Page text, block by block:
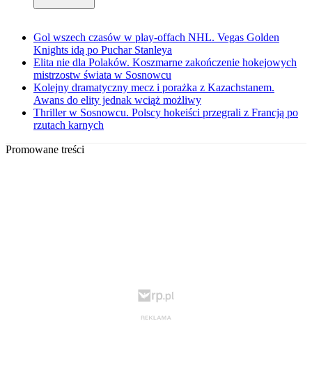
Gol wszech czasów w play-offach NHL. Vegas Golden
Knights idą po Puchar Stanleya
Elita nie dla Polaków. Koszmarne zakończenie hokejowych
mistrzostw świata w Sosnowcu
Kolejny dramatyczny mecz i porażka z Kazachstanem.
Awans do elity jednak wciąż możliwy
Thriller w Sosnowcu. Polscy hokeiści przegrali z Francją po
rzutach karnych
Promowane treści